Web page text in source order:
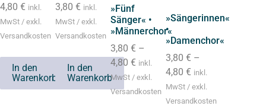
4,80 € inkl.
MwSt / exkl.
Versandkosten
In den
Warenkorb
3,80 € inkl.
MwSt / exkl.
Versandkosten
In den
Warenkorb
»Fünf
Sänger« •
»Männerchor«
3,80 € –
4,80 € inkl.
MwSt / exkl.
Versandkosten
»Sängerinnen«
•
»Damenchor«
3,80 € –
4,80 € inkl.
MwSt / exkl.
Versandkosten